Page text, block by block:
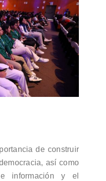
de construir
así como
información y el